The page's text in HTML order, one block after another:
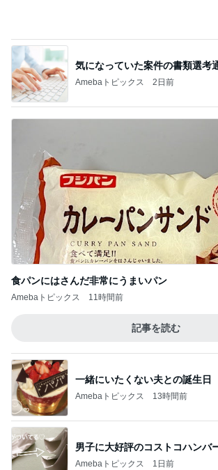
5
【息子どもに振り回され
にぎりメーカー。】3日分
お酒と筋トレが好き！料理が苦
神がかってる掃除機
Amebaトピックス 5秒前
過去一だったホテルの豪華ビュ
Amebaトピックス 1日前
Amebaトピックス 14時間前
帰省の度に義姉から徴収される
Amebaトピックス 2日前
注文住宅が高騰した知るべき現
Amebaトピックス 2日前